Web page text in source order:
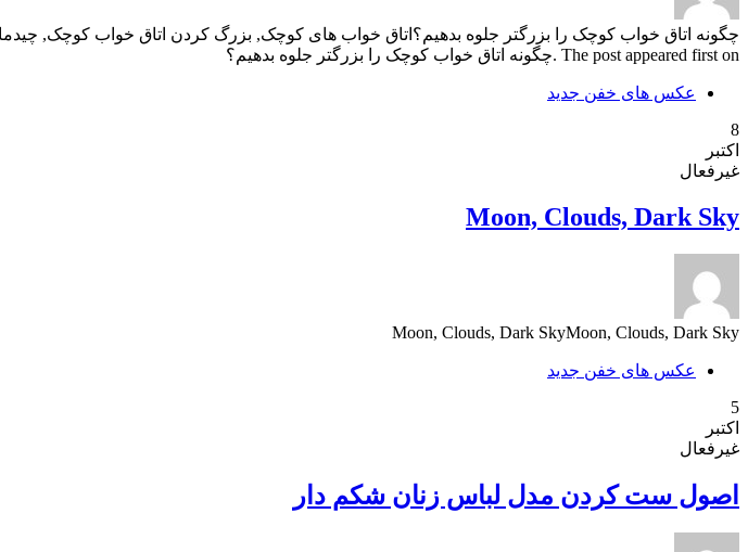
چگونه اتاق خواب کوچک را بزرگتر جلوه بدهیم؟اتاق خواب های کوچک, بزرگ کردن اتاق خواب کوچک,
The post appeared first on .چگونه اتاق خواب کوچک را بزرگتر جلوه بدهیم؟
عکس های خفن جدید
8
اکتبر
غیرفعال
Moon, Clouds, Dark Sky
Moon, Clouds, Dark SkyMoon, Clouds, Dark Sky
عکس های خفن جدید
5
اکتبر
غیرفعال
اصول ست کردن مدل لباس زنان شکم دار